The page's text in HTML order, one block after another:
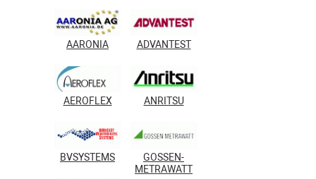
AARONIA ADVANTEST
AEROFLEX ANRITSU
BVSYSTEMS
GOSSEN-
METRAWATT